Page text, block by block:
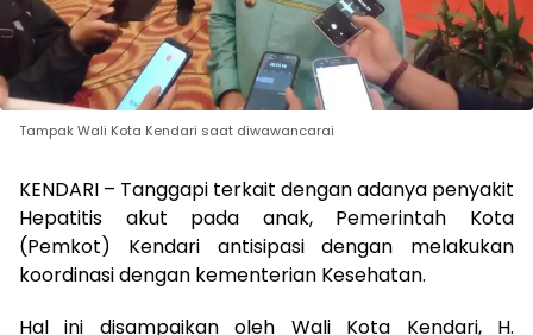
Tampak Wali Kota Kendari saat diwawancarai
KENDARI – Tanggapi terkait dengan adanya penyakit
Hepatitis akut pada anak, Pemerintah Kota
(Pemkot) Kendari antisipasi dengan melakukan
koordinasi dengan kementerian Kesehatan.
Hal ini disampaikan oleh Wali Kota Kendari, H.